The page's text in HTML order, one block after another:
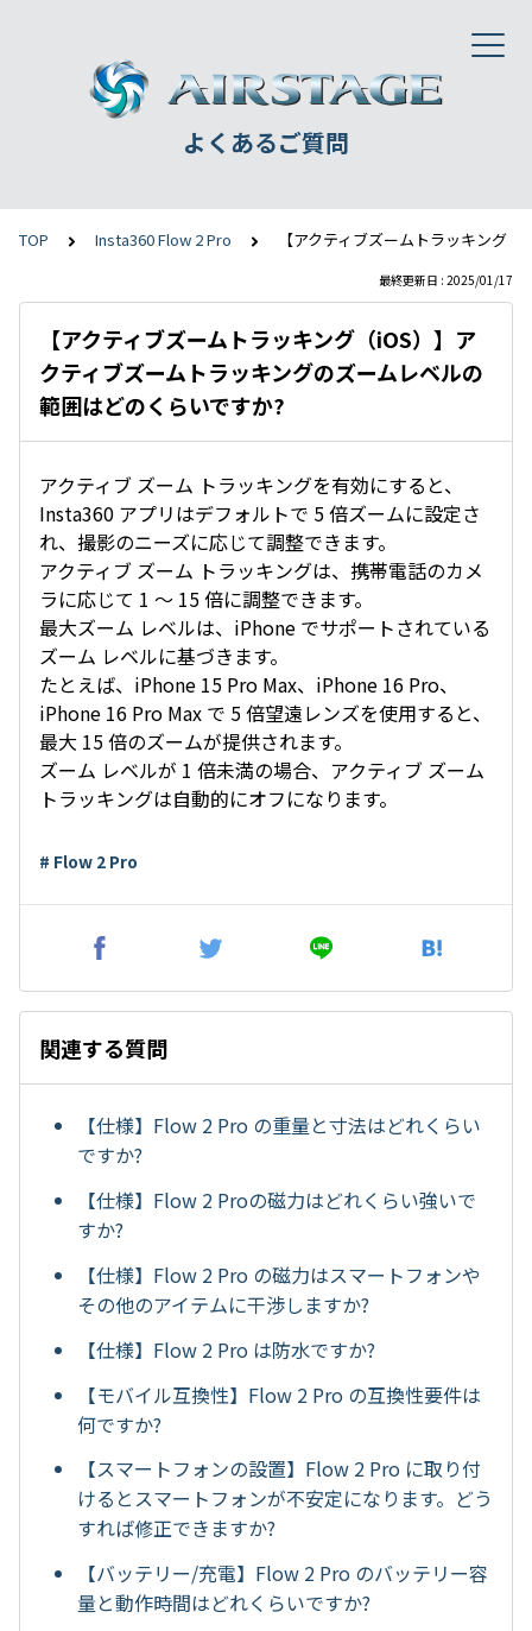
よくあるご質問
TOP Insta360 Flow 2 Pro 【アクティブズームトラッキング
最終更新日 : 2025/01/17
【アクティブズームトラッキング（iOS）】ア
クティブズームトラッキングのズームレベルの
範囲はどのくらいですか?
アクティブ ズーム トラッキングを有効にすると、
Insta360 アプリはデフォルトで 5 倍ズームに設定さ
れ、撮影のニーズに応じて調整できます。
アクティブ ズーム トラッキングは、携帯電話のカメ
ラに応じて 1 〜 15 倍に調整できます。
最大ズーム レベルは、iPhone でサポートされている
ズーム レベルに基づきます。
たとえば、iPhone 15 Pro Max、iPhone 16 Pro、
iPhone 16 Pro Max で 5 倍望遠レンズを使用すると、
最大 15 倍のズームが提供されます。
ズーム レベルが 1 倍未満の場合、アクティブ ズーム
トラッキングは自動的にオフになります。
# Flow 2 Pro
関連する質問
【仕様】Flow 2 Pro の重量と寸法はどれくらい
ですか?
【仕様】Flow 2 Proの磁力はどれくらい強いで
すか?
【仕様】Flow 2 Pro の磁力はスマートフォンや
その他のアイテムに干渉しますか?
【仕様】Flow 2 Pro は防水ですか?
【モバイル互換性】Flow 2 Pro の互換性要件は
何ですか?
【スマートフォンの設置】Flow 2 Pro に取り付
けるとスマートフォンが不安定になります。どう
すれば修正できますか?
【バッテリー/充電】Flow 2 Pro のバッテリー容
量と動作時間はどれくらいですか?